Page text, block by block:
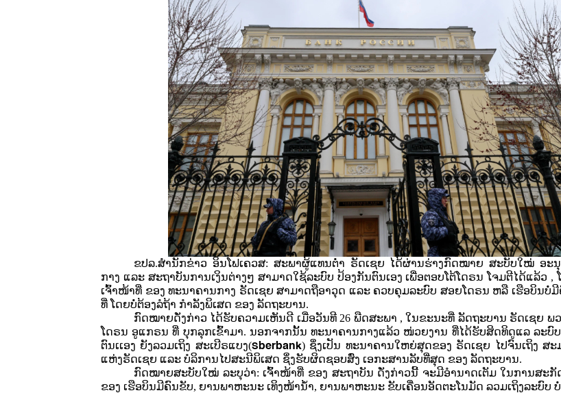
ຂປລ.ສຳນັກຂ່າວ ອິນໂຟເຄວສ: ສະພາຜູ້ແທນຕໍ່າ ຣັດເຊຍ ໄດ້ຜ່ານຮ່າງກົດໝາຍ ສະບັບໃໝ່ ອະ
ກາງ ແລະ ສະຖາບັນການເງິນຕ່າງໆ ສາມາດໃຊ້ລະບົບ ປ້ອງກັນຕົນເອງ ເພື່ອຕອບໂຕ້ໂດຣນ ໂຈມຕີໄດ້ແລ້ວ ,
ເຈົ້າໜ້າທີ່ ຂອງ ທະນາຄານກາງ ຣັດເຊຍ ສາມາດຖືອາວຸດ ແລະ ຄວບຄຸມລະບົບ ສອຍໂດຣນ ຫລື ເຮືອບິນບໍ່
ທີ່ ໂດຍບໍ່ຕ້ອງລໍຖ້າ ກຳລັງພິເສດ ຂອງ ລັດຖະບານ.
ກົດໝາຍດັ່ງກ່າວ ໄດ້ຮັບຄວາມເຫັນດີ ເມື່ອວັນທີ 26 ພືດສະພາ , ໃນຂະນະທີ່ ລັດຖະບານ ຣັດເຊຍ
ໂດຣນ ອູແກຣນ ທີ່ ບຸກລຸກເຂົ້າມາ. ນອກຈາກນັ້ນ ທະນາຄານກາງແລ້ວ ໜ່ວຍງານ ທີ່ໄດ້ຮັບສິດທິດູແລ ລະບົ
ຕົນເເອງ ຍັງລວມເຖິງ ສະເບີຣແບງ(Sberbank) ຊຶ່ງເປັນ ທະນາຄານໃຫຍ່ສຸດຂອງ ຣັດເຊຍ ໄປຈົນເຖິງ ສະ
ແຫ່ງຣັດເຊຍ ແລະ ບໍລິການໄປສະນີພິເສດ ຊຶ່ງຮັບຜິດຊອບສົ່ງ ເອກະສານລັບທີ່ສຸດ ຂອງ ລັດຖະບານ.
ກົດໝາຍສະບັບໃໝ່ ລະບຸວ່າ: ເຈົ້າໜ້າທີ່ ຂອງ ສະຖາບັນ ດັ່ງກ່າວນີ້ ຈະມີອຳນາດເຕັມ ໃນການສະ
ຂອງ ເຮືອບິນມີຄົນຂັບ, ຍານພາຫະນະ ເທິງໜ້ານໍ້າ, ຍານພາຫະນະ ຂັບເຄື່ອນອັດຕະໂນມັດ ລວມເຖິງລະບົບ